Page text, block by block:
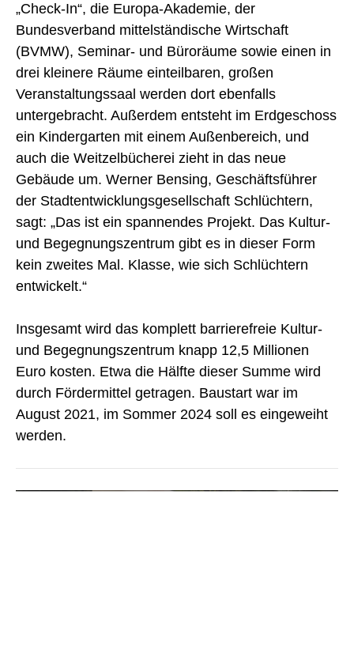
„Check-In“, die Europa-Akademie, der
Bundesverband mittelständische Wirtschaft
(BVMW), Seminar- und Büroräume sowie einen in
drei kleinere Räume einteilbaren, großen
Veranstaltungssaal werden dort ebenfalls
untergebracht. Außerdem entsteht im Erdgeschoss
ein Kindergarten mit einem Außenbereich, und
auch die Weitzelbücherei zieht in das neue
Gebäude um. Werner Bensing, Geschäftsführer
der Stadtentwicklungsgesellschaft Schlüchtern,
sagt: „Das ist ein spannendes Projekt. Das Kultur-
und Begegnungszentrum gibt es in dieser Form
kein zweites Mal. Klasse, wie sich Schlüchtern
entwickelt.“
Insgesamt wird das komplett barrierefreie Kultur-
und Begegnungszentrum knapp 12,5 Millionen
Euro kosten. Etwa die Hälfte dieser Summe wird
durch Fördermittel getragen. Baustart war im
August 2021, im Sommer 2024 soll es eingeweiht
werden.